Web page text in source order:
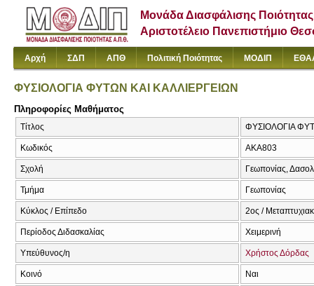
Μονάδα Διασφάλισης Ποιότητας
Αριστοτέλειο Πανεπιστήμιο
Αρχή ΣΔΠ ΑΠΘ Πολιτική Ποιότητας ΜΟΔΙΠ
ΦΥΣΙΟΛΟΓΙΑ ΦΥΤΩΝ ΚΑΙ ΚΑΛΛΙΕΡΓΕΙΩΝ
Πληροφορίες Μαθήματος
Τίτλος ΦΥΣΙΟΛΟΓΙΑ
Κωδικός AKA803
Σχολή Γεωπονίας,
Τμήμα Γεωπονίας
Κύκλος / Επίπεδο 2ος /
Περίοδος Διδασκαλίας Χειμερινή
Υπεύθυνος/η Χρήστος Δόρδας
Κοινό Ναι